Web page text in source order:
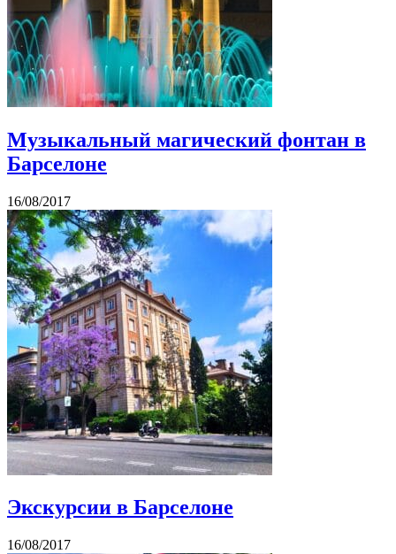
Музыкальный магический фонтан в
Барселоне
16/08/2017
Экскурсии в Барселоне
16/08/2017